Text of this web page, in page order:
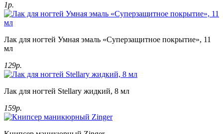
1р.
Лак для ногтей Умная эмаль «Суперзащитное покрытие», 11
мл
129р.
Лак для ногтей Stellary жидкий, 8 мл
159р.